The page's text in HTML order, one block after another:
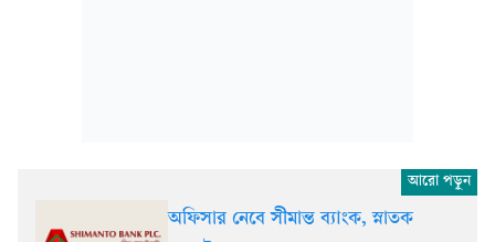
অফিসার নেবে সীমান্ত ব্যাংক, স্নাতক